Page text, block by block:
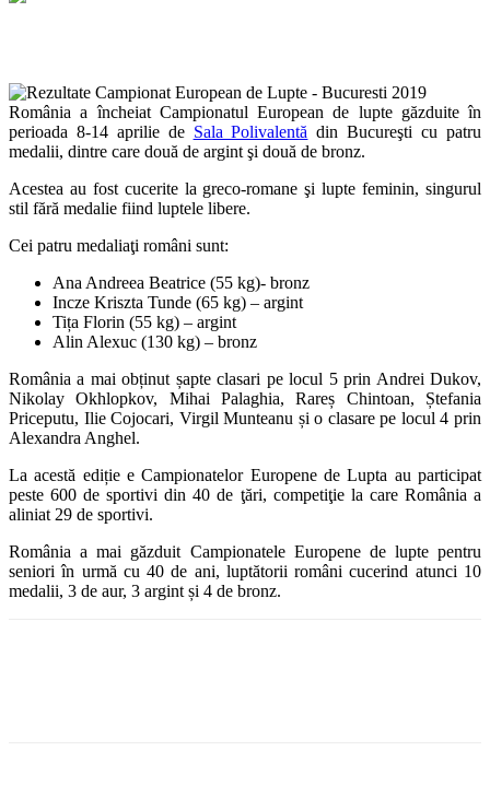
România a încheiat Campionatul European de lupte găzduite în
perioada 8-14 aprilie de Sala Polivalentă din Bucureşti cu patru
medalii, dintre care două de argint şi două de bronz.
Acestea au fost cucerite la greco-romane şi lupte feminin, singurul
stil fără medalie fiind luptele libere.
Cei patru medaliaţi români sunt:
Ana Andreea Beatrice (55 kg)- bronz
Incze Kriszta Tunde (65 kg) – argint
Tița Florin (55 kg) – argint
Alin Alexuc (130 kg) – bronz
România a mai obținut șapte clasari pe locul 5 prin Andrei Dukov,
Nikolay Okhlopkov, Mihai Palaghia, Rareș Chintoan, Ștefania
Priceputu, Ilie Cojocari, Virgil Munteanu și o clasare pe locul 4 prin
Alexandra Anghel.
La acestă ediție e Campionatelor Europene de Lupta au participat
peste 600 de sportivi din 40 de ţări, competiţie la care România a
aliniat 29 de sportivi.
România a mai găzduit Campionatele Europene de lupte pentru
seniori în urmă cu 40 de ani, luptătorii români cucerind atunci 10
medalii, 3 de aur, 3 argint și 4 de bronz.